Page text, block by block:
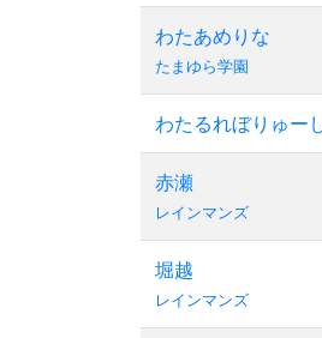
わたあめりな
たまゆら学園
わたるれぼりゅー
赤瀬
レインマンズ
堀越
レインマンズ